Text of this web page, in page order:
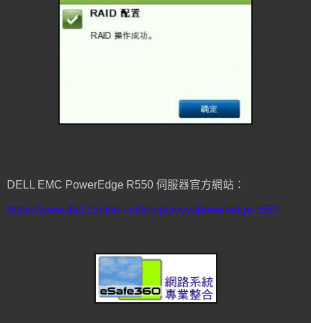
DELL EMC PowerEdge R550 伺服器官方網站：
https://www.dell.com/en-vn/shop/povw/poweredge-r550